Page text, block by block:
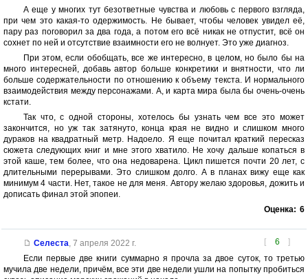
А еще у многих тут безответные чувства и любовь с первого взгляда,
при чем это какая-то одержимость. Не бывает, чтобы человек увидел её,
пару раз поговорил за два года, а потом его всё никак не отпустит, всё он
сохнет по ней и отсутствие взаимности его не волнует. Это уже диагноз.
При этом, если обобщать, все же интересно, в целом, но было бы на
много интересней, добавь автор больше конкретики и внятности, что ли
больше содержательности по отношению к объему текста. И нормального
взаимодействия между персонажами. А, и карта мира была бы очень-очень
кстати.
Так что, с одной стороны, хотелось бы узнать чем все это может
закончится, но уж так затянуто, конца края не видно и слишком много
дураков на квадратный метр. Надоело. Я еще почитал краткий пересказ
сюжета следующих книг и мне этого хватило. Не хочу дальше копаться в
этой каше, тем более, что она недоварена. Цикл пишется почти 20 лет, с
длительными перерывами. Это слишком долго. А в планах вижу еще как
минимум 4 части. Нет, такое не для меня. Автору желаю здоровья, дожить и
дописать финал этой эпопеи.
Оценка: 6
[ 6 ]
Селеста 7 апреля 2022 г.
Если первые две книги суммарно я прочла за двое суток, то третью
мучила две недели, причём, все эти две недели ушли на попытку пробиться